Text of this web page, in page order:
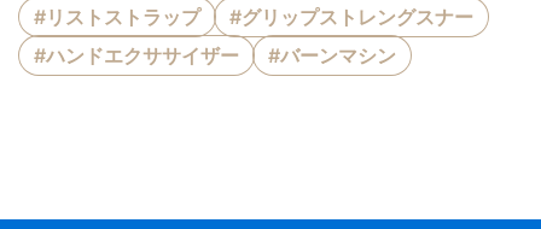
#リストストラップ
#グリップストレングスナー
#ハンドエクササイザー
#バーンマシン